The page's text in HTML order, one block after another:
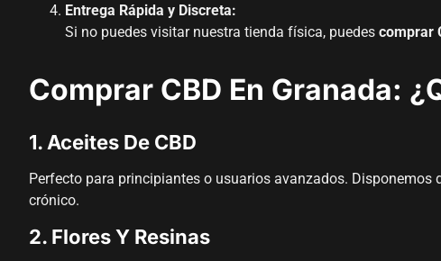
Entrega Rápida y Discreta:
Si no puedes visitar nuestra tienda física, puedes comprar
Comprar CBD En Granada:
1. Aceites De CBD
Perfecto para principiantes o usuarios avanzados.
crónico.
2. Flores Y Resinas